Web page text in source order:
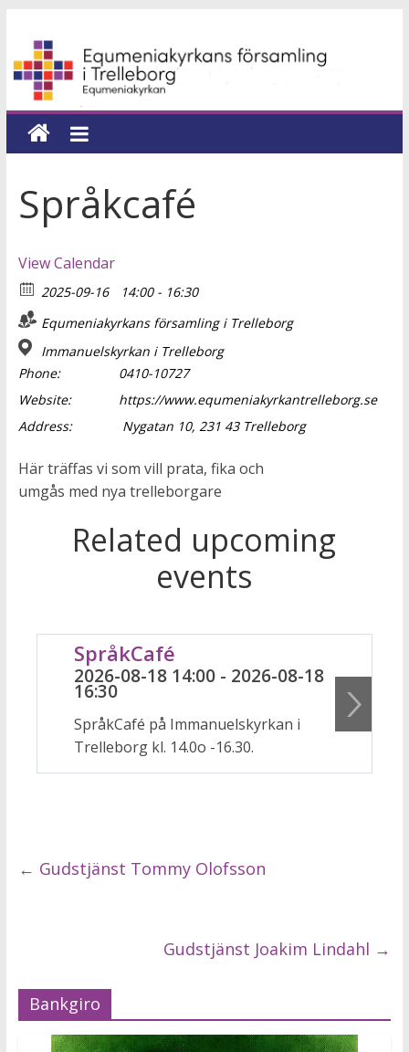
innehåll
Equmeniakyrkans
församling
i
Trelleborg
för
hela
livet
Språkcafé
View Calendar
2025-09-16
14:00 - 16:30
Equmeniakyrkans församling i Trelleborg
Immanuelskyrkan i Trelleborg
Phone:
0410-10727
Website:
https://www.equmeniakyrkantrelleborg.se
Address:
Nygatan 10, 231 43 Trelleborg
Här träffas vi som vill prata, fika och
umgås med nya trelleborgare
Related upcoming
events
SpråkCafé
2026-08-18 14:00 - 2026-08-18
16:30
SpråkCafé på Immanuelskyrkan i
Trelleborg kl. 14.0o -16.30.
← Gudstjänst Tommy Olofsson
Gudstjänst Joakim Lindahl →
Bankgiro